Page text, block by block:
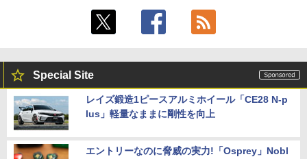
Special Site
レイズ鍛造1ピースアルミホイール「CE28 N-p
lus」軽量なままに剛性を向上
エントリーなのに脅威の実力!「Osprey」Nobl